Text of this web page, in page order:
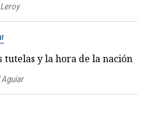
tutelas y la hora de la nación